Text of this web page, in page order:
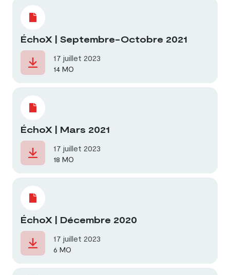
ÉchoX | Septembre-Octobre 2021
17 juillet 2023
14 MO
ÉchoX | Mars 2021
17 juillet 2023
18 MO
ÉchoX | Décembre 2020
17 juillet 2023
6 MO